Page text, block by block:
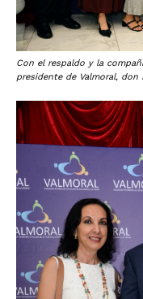
Con el respaldo y la
presidente de Valmoral, don